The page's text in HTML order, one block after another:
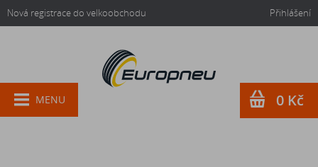
Nová registrace do velkoobchodu Přihlášení
MENU 0 Kč